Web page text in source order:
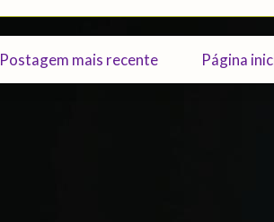
Postagem mais recente Página